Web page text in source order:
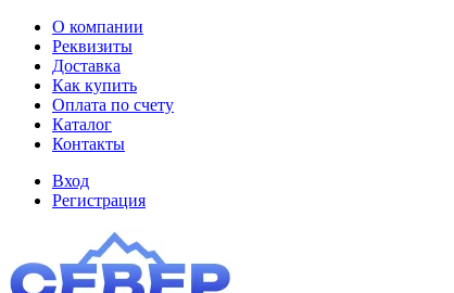
О компании
Реквизиты
Доставка
Как купить
Оплата по счету
Каталог
Контакты
Вход
Регистрация